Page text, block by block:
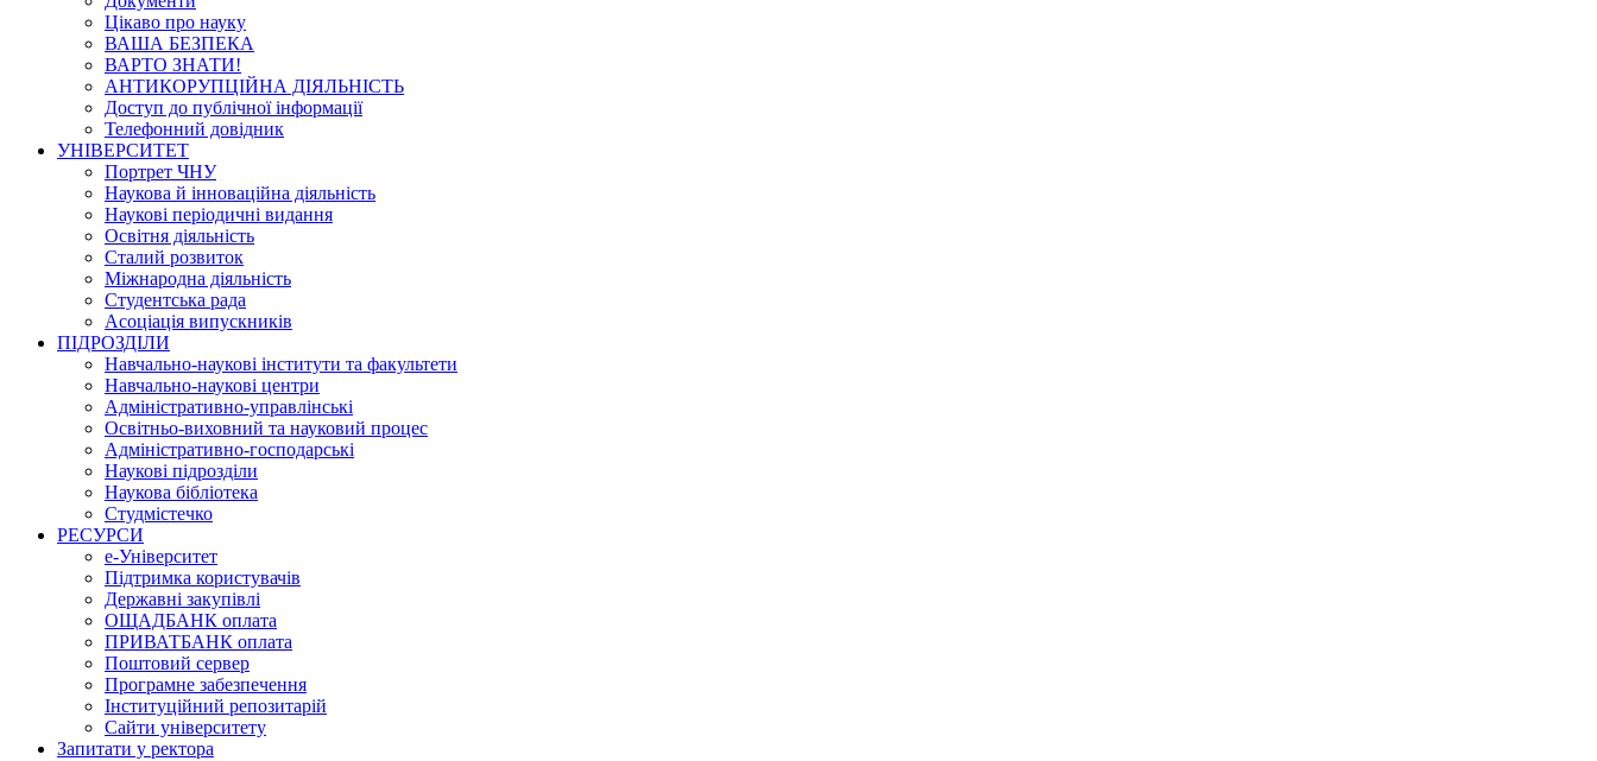
Цікаво про науку
ВАША БЕЗПЕКА
ВАРТО ЗНАТИ!
АНТИКОРУПЦІЙНА ДІЯЛЬНІСТЬ
Доступ до публічної інформації
Телефонний довідник
УНІВЕРСИТЕТ
Портрет ЧНУ
Наукова й інноваційна діяльність
Наукові періодичні видання
Освітня діяльність
Сталий розвиток
Міжнародна діяльність
Студентська рада
Асоціація випускників
ПІДРОЗДІЛИ
Навчально-наукові інститути та факультети
Навчально-наукові центри
Адміністративно-управлінські
Освітньо-виховний та науковий процес
Адміністративно-господарські
Наукові підрозділи
Наукова бібліотека
Студмістечко
РЕСУРСИ
е-Університет
Підтримка користувачів
Державні закупівлі
ОЩАДБАНК оплата
ПРИВАТБАНК оплата
Поштовий сервер
Програмне забезпечення
Інституційний репозитарій
Сайти університету
Запитати у ректора